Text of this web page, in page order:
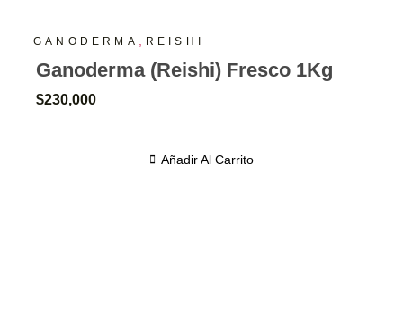
GANODERMA , REISHI
Ganoderma (Reishi) Fresco 1Kg
$230,000
Añadir Al Carrito